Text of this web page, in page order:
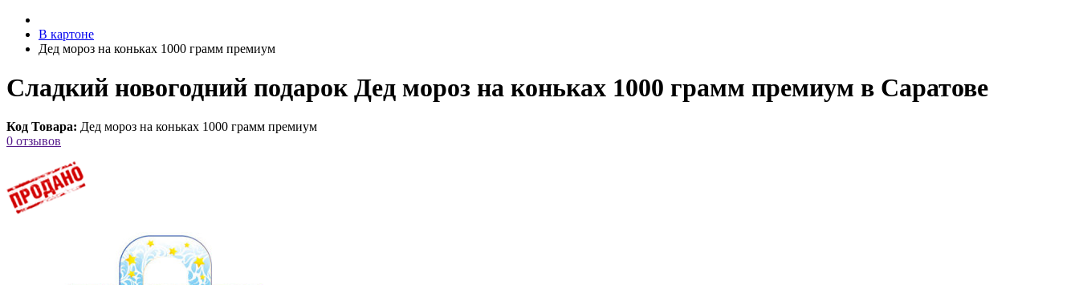
В картоне
Дед мороз на коньках 1000 грамм премиум
Сладкий новогодний подарок Дед мороз на коньках 1000 грамм премиум в Саратове
Код Товара: Дед мороз на коньках 1000 грамм премиум
0 отзывов